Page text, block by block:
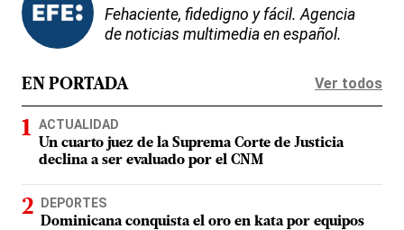
Fehaciente, fidedigno y fácil. Agencia
de noticias multimedia en español.
EN PORTADA Ver todos
ACTUALIDAD
Un cuarto juez de la Suprema Corte de Justicia
declina a ser evaluado por el CNM
DEPORTES
Dominicana conquista el oro en kata por equipos